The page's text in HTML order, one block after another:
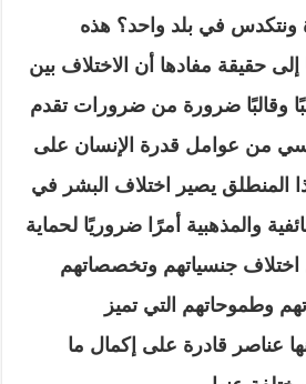
ونتكدس في بلد واحد؟ هذه
إلى حقيقة مفادها أن الاختلاف بين
وقالبًا ضرورة من ضرورات تقدم
من عوامل قدرة الإنسان على
المنطلق يصير اختلاف البشر في
والمذهبية أمرًا ضروريًا لحماية
اختلاف جنسياتهم وتخصصاتهم
وطموحاتهم التي تميز
عناصر قادرة على إكمال ما